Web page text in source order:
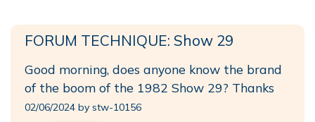
FORUM TECHNIQUE: Show 29
Good morning, does anyone know the brand
of the boom of the 1982 Show 29? Thanks
02/06/2024 by stw-10156